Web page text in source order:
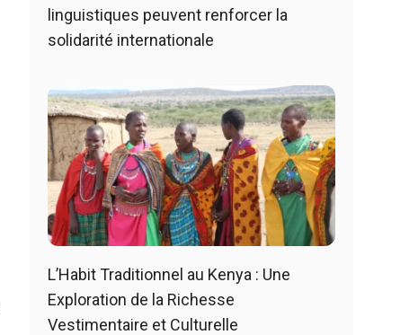
linguistiques peuvent renforcer la
solidarité internationale
L’Habit Traditionnel au Kenya : Une
Exploration de la Richesse
Vestimentaire et Culturelle